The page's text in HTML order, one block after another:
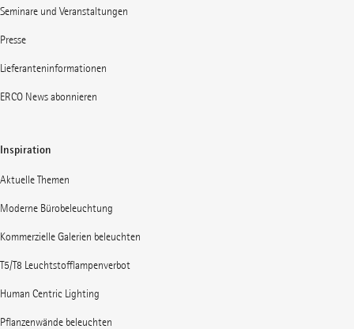
Seminare und Veranstaltungen
Presse
Lieferanteninformationen
ERCO News abonnieren
Inspiration
Aktuelle Themen
Moderne Bürobeleuchtung
Kommerzielle Galerien beleuchten
T5/T8 Leuchtstofflampenverbot
Human Centric Lighting
Pflanzenwände beleuchten